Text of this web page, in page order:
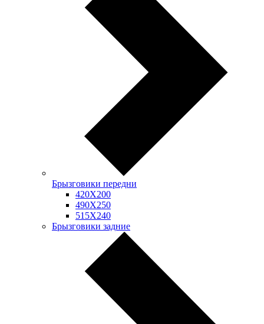
Брызговики передни
420Х200
490Х250
515Х240
Брызговики задние